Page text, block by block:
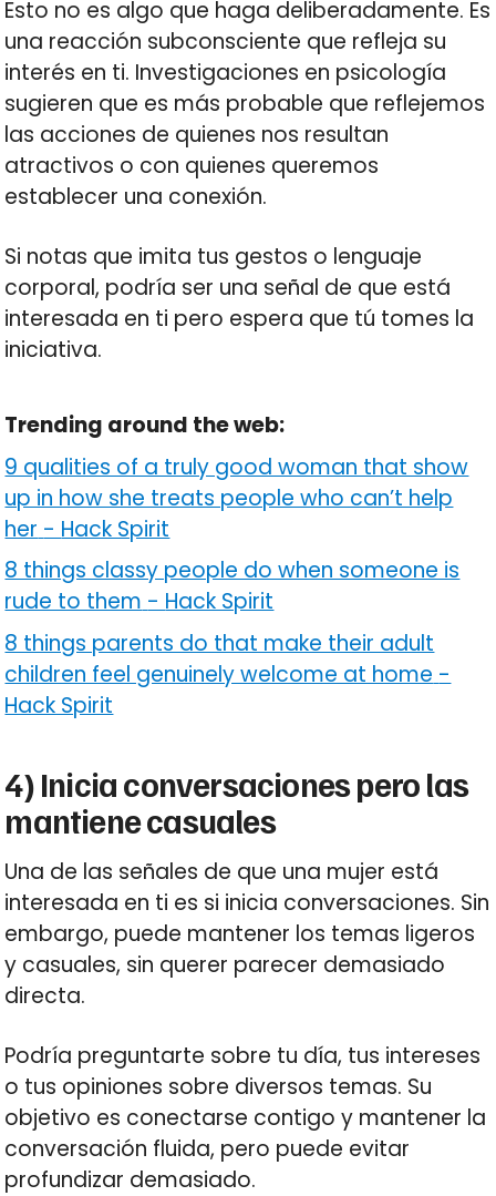
Esto no es algo que haga deliberadamente. Es
una reacción subconsciente que refleja su
interés en ti. Investigaciones en psicología
sugieren que es más probable que reflejemos
las acciones de quienes nos resultan
atractivos o con quienes queremos
establecer una conexión.
Si notas que imita tus gestos o lenguaje
corporal, podría ser una señal de que está
interesada en ti pero espera que tú tomes la
iniciativa.
Trending around the web:
9 qualities of a truly good woman that show
up in how she treats people who can’t help
her - Hack Spirit
8 things classy people do when someone is
rude to them-Hack Spirit
8 things parents do that make their adult
children feel genuinely welcome at home -
Hack Spirit
4) Inicia conversaciones pero las
mantiene casuales
Una de las señales de que una mujer está
interesada en ti es si inicia conversaciones. Sin
embargo, puede mantener los temas ligeros
y casuales, sin querer parecer demasiado
directa.
Podría preguntarte sobre tu día, tus intereses
o tus opiniones sobre diversos temas. Su
objetivo es conectarse contigo y mantener la
conversación fluida, pero puede evitar
profundizar demasiado.